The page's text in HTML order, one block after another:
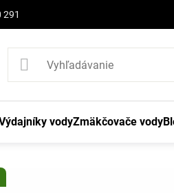
291
vodyZmäkčovače vody